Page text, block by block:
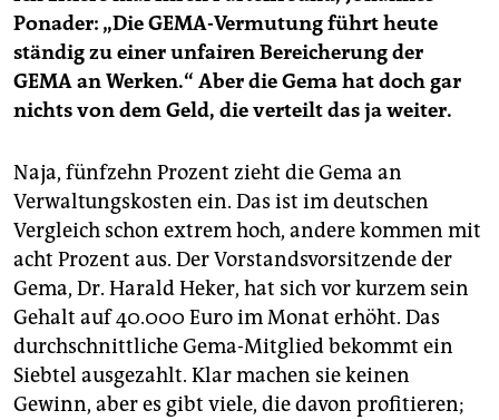
Ponader: „Die GEMA-Vermutung führt heute
ständig zu einer unfairen Bereicherung der
GEMA an Werken.“ Aber die Gema hat doch gar
nichts von dem Geld, die verteilt das ja weiter.
Naja, fünfzehn Prozent zieht die Gema an
Verwaltungskosten ein. Das ist im deutschen
Vergleich schon extrem hoch, andere kommen mit
acht Prozent aus. Der Vorstandsvorsitzende der
Gema, Dr. Harald Heker, hat sich vor kurzem sein
Gehalt auf 40.000 Euro im Monat erhöht. Das
durchschnittliche Gema-Mitglied bekommt ein
Siebtel ausgezahlt. Klar machen sie keinen
Gewinn, aber es gibt viele, die davon profitieren;